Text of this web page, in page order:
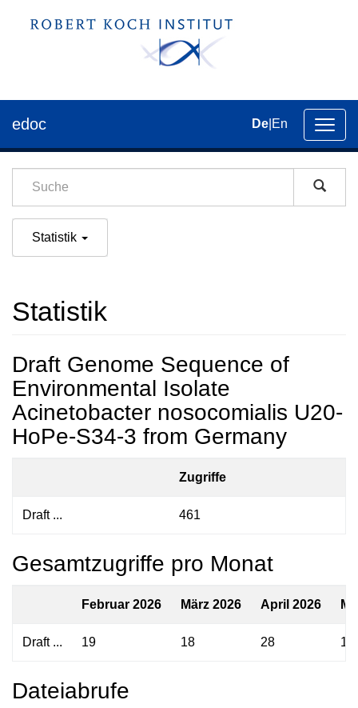
der
edoc De En
Statistik
Statistik
Draft Genome Sequence of
Environmental Isolate
Acinetobacter nosocomialis U20-
HoPe-S34-3 from Germany
Zugriffe
Draft ... 461
Gesamtzugriffe pro Monat
Februar 2026 März 2026 April 2026
Draft ... 19 18 28 17
Dateiabrufe